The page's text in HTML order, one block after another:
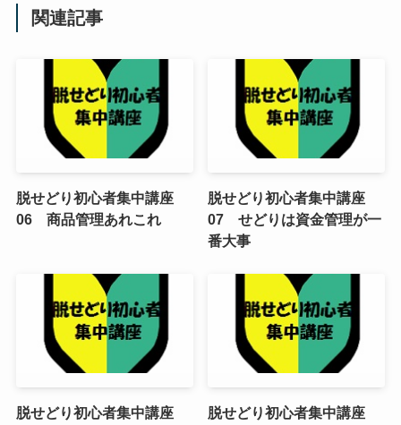
関連記事
脱せどり初心者集中講座
06 商品管理あれこれ
脱せどり初心者集中講座
07 せどりは資金管理が一
番大事
脱せどり初心者集中講座
脱せどり初心者集中講座